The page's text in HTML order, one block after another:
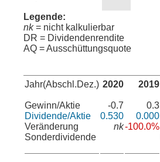
Legende:
nk= nicht kalkulierbar
DR = Dividendenrendite
AQ = Ausschüttungsquote
Jahr(Abschl.Dez.)
Gewinn/Aktie
Dividende/Aktie
Veränderung
Sonderdividende
2020
-0.7
0.530
nk
2019
0.3
0.000
-100.0%